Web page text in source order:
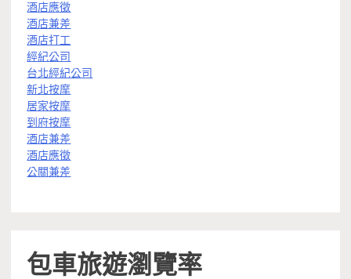
酒店應徵
酒店兼差
酒店打工
經紀公司
台北經紀公司
新北按摩
居家按摩
到府按摩
酒店兼差
酒店應徵
公關兼差
包車旅遊瀏覽率